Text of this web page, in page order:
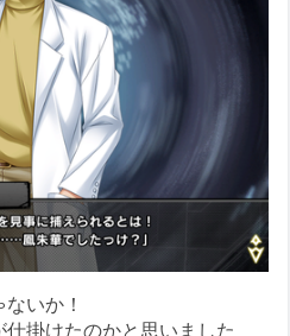
いか！
掛けたのかと思いました